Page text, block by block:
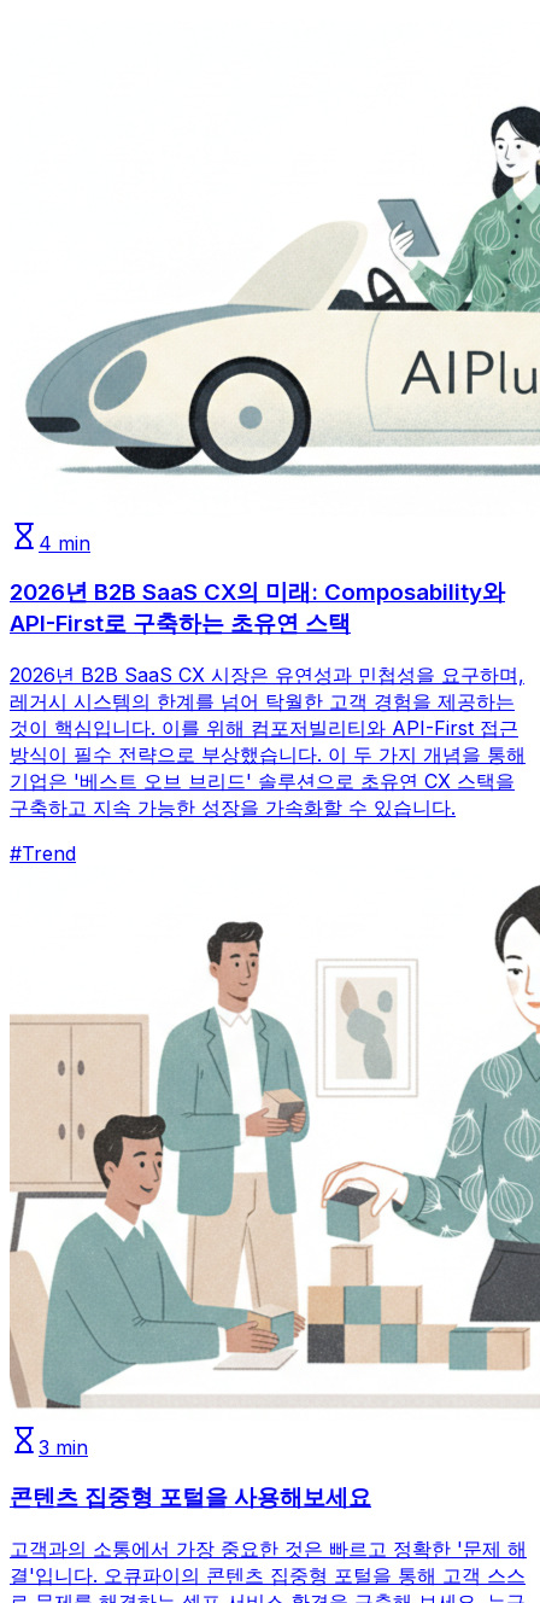
4 min
2026년 B2B SaaS CX의 미래: Composability와
API-First로 구축하는 초유연 스택
2026년 B2B SaaS CX 시장은 유연성과 민첩성을 요구하며,
레거시 시스템의 한계를 넘어 탁월한 고객 경험을 제공하는
것이 핵심입니다. 이를 위해 컴포저빌리티와 API-First 접근
방식이 필수 전략으로 부상했습니다. 이 두 가지 개념을 통해
기업은 '베스트 오브 브리드' 솔루션으로 초유연 CX 스택을
구축하고 지속 가능한 성장을 가속화할 수 있습니다.
#Trend
3 min
콘텐츠 집중형 포털을 사용해보세요
고객과의 소통에서 가장 중요한 것은 빠르고 정확한 '문제 해
결'입니다. 오큐파이의 콘텐츠 집중형 포털을 통해 고객 스스